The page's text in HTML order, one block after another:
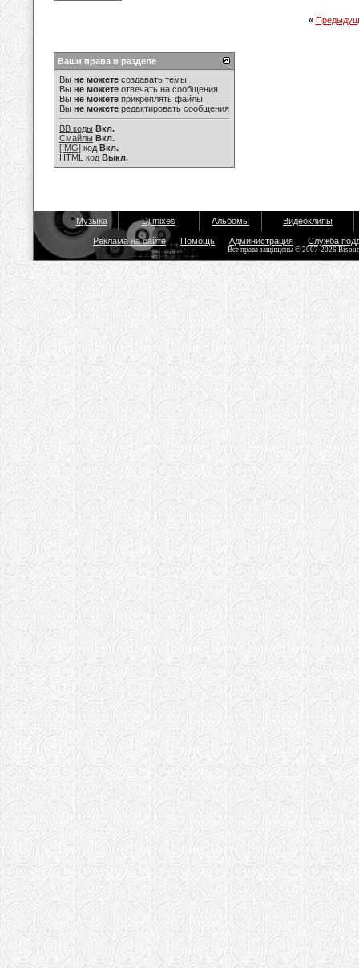
«
Ваши права в разделе
Вы не можете создавать темы
Вы не можете отвечать на сообщения
Вы не можете прикреплять файлы
Вы не можете редактировать сообщения
BB коды Вкл.
Смайлы Вкл.
[IMG] код Вкл.
HTML код Выкл.
Музыка Dj mixes Альбомы Видеоклипы
Реклама на сайте Помощь Администрация Служба
Все права защищены © 2007-2026